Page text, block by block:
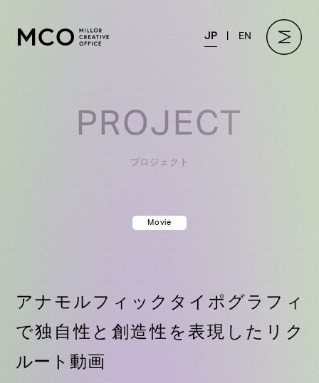
JP EN
PROJECT
プロジェクト
Movie
アナモルフィックタイポグラフィ
で独自性と創造性を表現したリク
ルート動画